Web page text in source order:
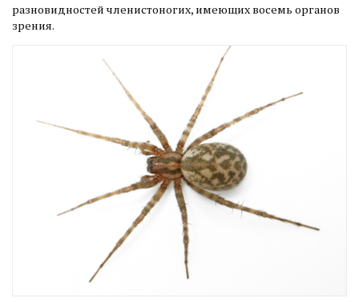
разновидностей членистоногих, имеющих восемь органов
зрения.